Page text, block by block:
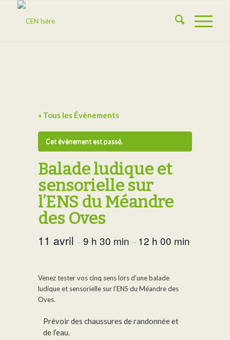
« Tous les Évènements
Cet évènement est passé.
Balade ludique et
sensorielle sur
l’ENS du Méandre
des Oves
11 avril –9 h 30 min – 12 h 00 min
Venez tester vos cinq sens lors d’une balade
ludique et sensorielle sur l’ENS du Méandre des
Oves.
Prévoir des chaussures de randonnée et
de l’eau.